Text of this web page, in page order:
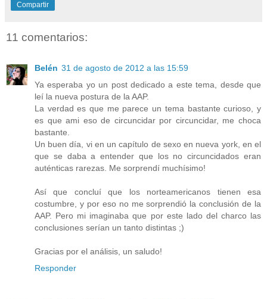
Compartir
11 comentarios:
Belén 31 de agosto de 2012 a las 15:59
Ya esperaba yo un post dedicado a este tema, desde que
leí la nueva postura de la AAP.
La verdad es que me parece un tema bastante curioso, y
es que ami eso de circuncidar por circuncidar, me choca
bastante.
Un buen día, vi en un capítulo de sexo en nueva york, en el
que se daba a entender que los no circuncidados eran
auténticas rarezas. Me sorprendí muchísimo!
Así que concluí que los norteamericanos tienen esa
costumbre, y por eso no me sorprendió la conclusión de la
AAP. Pero mi imaginaba que por este lado del charco las
conclusiones serían un tanto distintas ;)
Gracias por el análisis, un saludo!
Responder